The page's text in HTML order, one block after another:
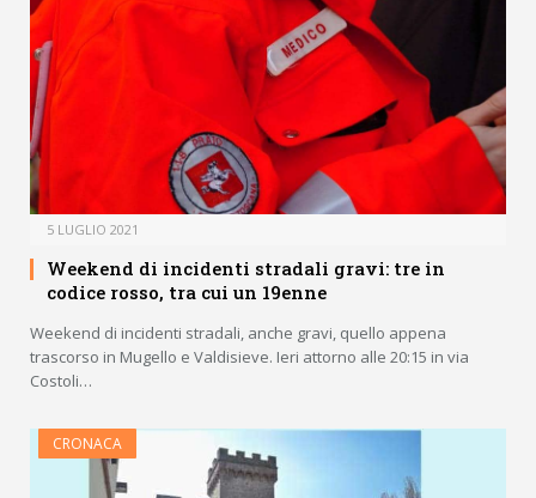
5 LUGLIO 2021
Weekend di incidenti stradali gravi: tre in
codice rosso, tra cui un 19enne
Weekend di incidenti stradali, anche gravi, quello appena
trascorso in Mugello e Valdisieve. Ieri attorno alle 20:15 in via
Costoli…
CRONACA